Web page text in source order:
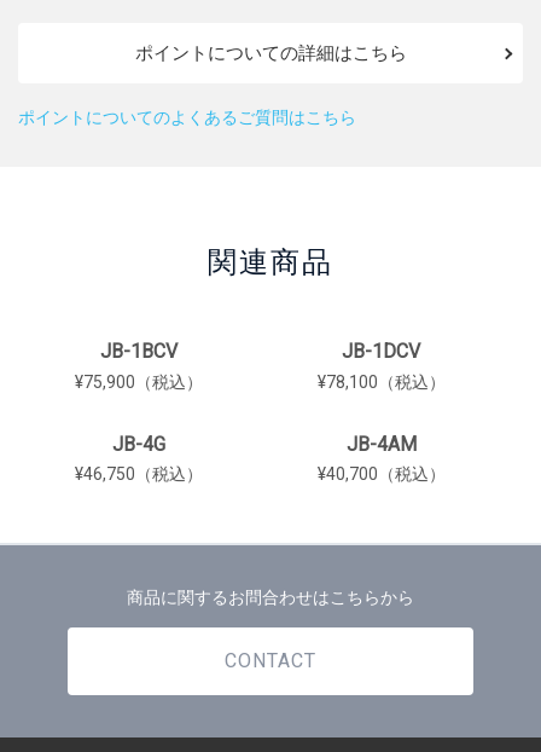
ポイントについての詳細はこちら
ポイントについてのよくあるご質問はこちら
関連商品
JB-1BCV
¥75,900（税込）
JB-1DCV
¥78,100（税込）
JB-4G
¥46,750（税込）
JB-4AM
¥40,700（税込）
商品に関するお問合わせはこちらから
CONTACT